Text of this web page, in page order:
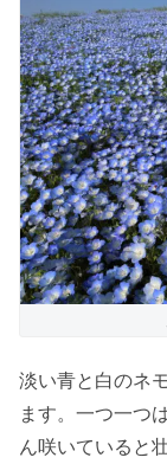
淡い青と白のネ
ます。一つ一つ
ん咲いていると